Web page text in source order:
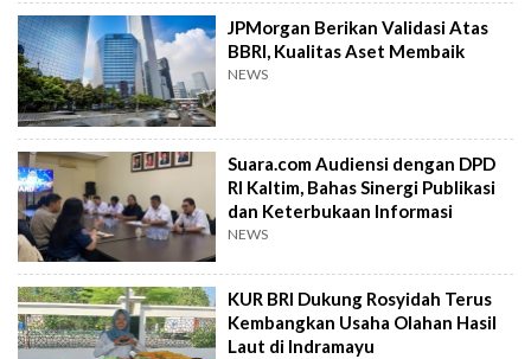
JPMorgan Berikan Validasi Atas
BBRI, Kualitas Aset Membaik
NEWS
Suara.com Audiensi dengan DPD
RI Kaltim, Bahas Sinergi Publikasi
dan Keterbukaan Informasi
NEWS
KUR BRI Dukung Rosyidah Terus
Kembangkan Usaha Olahan Hasil
Laut di Indramayu